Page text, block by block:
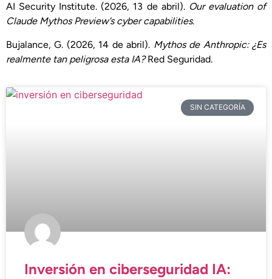
AI Security Institute. (2026, 13 de abril). Our evaluation of
Claude Mythos Preview’s cyber capabilities.
Bujalance, G. (2026, 14 de abril). Mythos de Anthropic: ¿Es
realmente tan peligrosa esta IA?Red Seguridad.
SIN CATEGORÍA
Inversión en ciberseguridad IA: